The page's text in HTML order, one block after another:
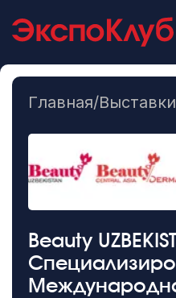
Главная/Выставки
Beauty